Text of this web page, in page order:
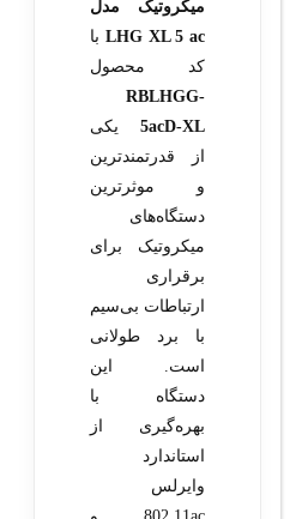
میکروتیک مدل
LHG XL 5 ac با
کد محصول
RBLHGG-
5acD-XLیکی
از قدرتمندترین
و موثرترین
دستگاه‌های
میکروتیک برای
برقراری
ارتباطات بی‌سیم
با برد طولانی
است. این
دستگاه با
بهره‌گیری از
استاندارد
وایرلس